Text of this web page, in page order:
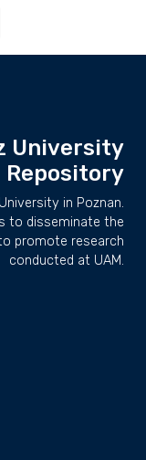
University
Repository
in Poznan.
to disseminate the
promote research
conducted at UAM.